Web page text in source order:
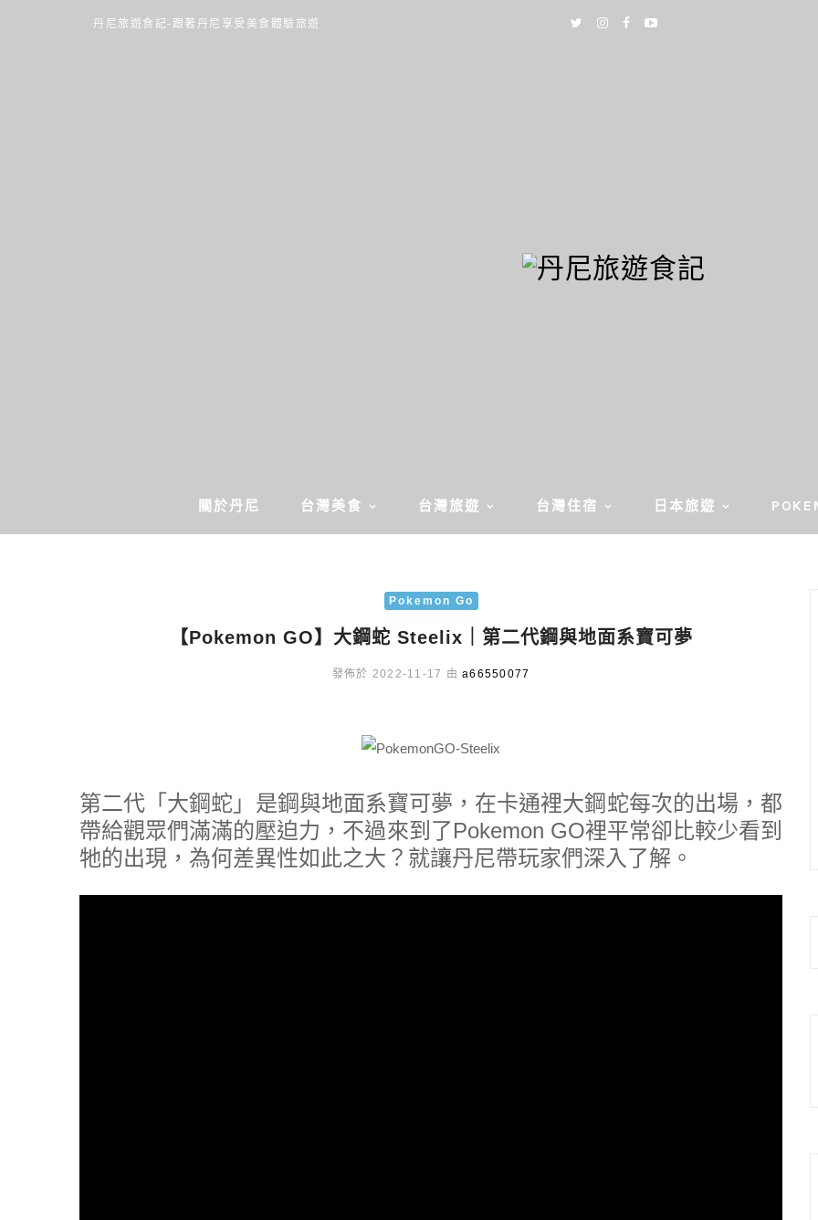
丹尼旅遊食記-跟著丹尼享受美食體驗旅遊
關於丹尼 台灣美食 台灣旅遊 台灣住宿 日本旅遊
Pokemon Go
【Pokemon GO】大鋼蛇 Steelix｜第二代鋼與地面系寶可夢
發佈於 2022-11-17 由 a66550077
第二代「大鋼蛇」是鋼與地面系寶可夢，在卡通裡大鋼蛇每次的出場，都
帶給觀眾們滿滿的壓迫力，不過來到了Pokemon GO裡平常卻比較少看到
牠的出現，為何差異性如此之大？就讓丹尼帶玩家們深入了解。